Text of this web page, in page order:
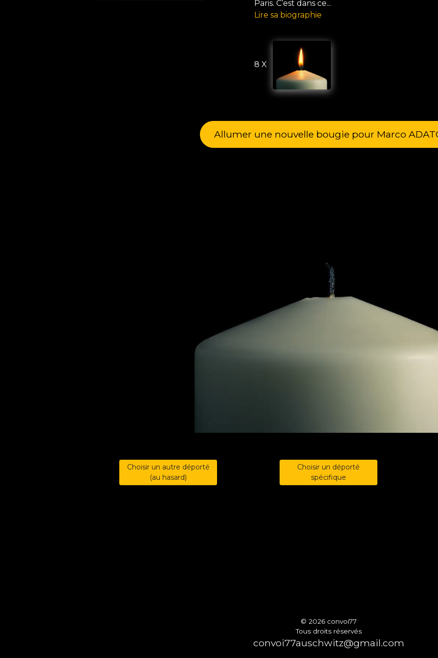
Paris. C’est dans ce...
Lire sa biographie
8 X
Allumer une nouvelle bougie pour Marco
Choisir un autre déporté
(au hasard)
Choisir un déporté
spécifique
© 2026 convoi77
Tous droits réservés
convoi77auschwitz@gmail.com